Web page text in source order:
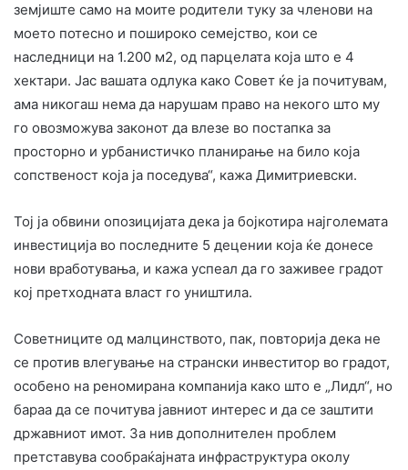
земјиште само на моите родители туку за членови на
моето потесно и пошироко семејство, кои се
наследници на 1.200 м2, од парцелата која што е 4
хектари. Јас вашата одлука како Совет ќе ја почитувам,
ама никогаш нема да нарушам право на некого што му
го овозможува законот да влезе во постапка за
просторно и урбанистичко планирање на било која
сопственост која ја поседува“, кажа Димитриевски.
Тој ја обвини опозицијата дека ја бојкотира најголемата
инвестиција во последните 5 децении која ќе донесе
нови вработувања, и кажа успеал да го заживее градот
кој претходната власт го уништила.
Советниците од малцинството, пак, повторија дека не
се против влегување на странски инвеститор во градот,
особено на реномирана компанија како што е „Лидл“, но
бараа да се почитува јавниот интерес и да се заштити
државниот имот. За нив дополнителен проблем
претставува сообраќајната инфраструктура околу